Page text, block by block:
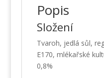
Popis
Složení
Tvaroh, jedlá sůl,
E170, mlékařské
0,8%